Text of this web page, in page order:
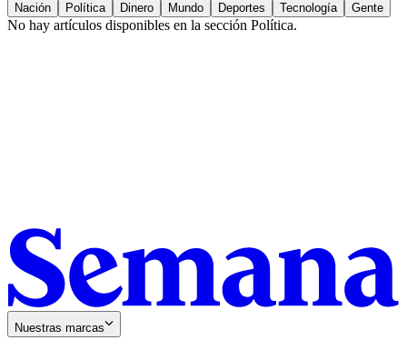
Nación Política Dinero Mundo Deportes Tecnología Gente
No hay artículos disponibles en la sección Política.
Nuestras marcas